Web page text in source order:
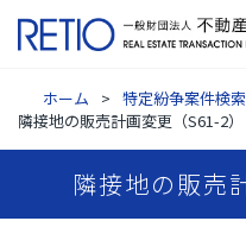
ホーム 特定紛争案件検
隣接地の販売計画変更（S61-2）
隣接地の販売